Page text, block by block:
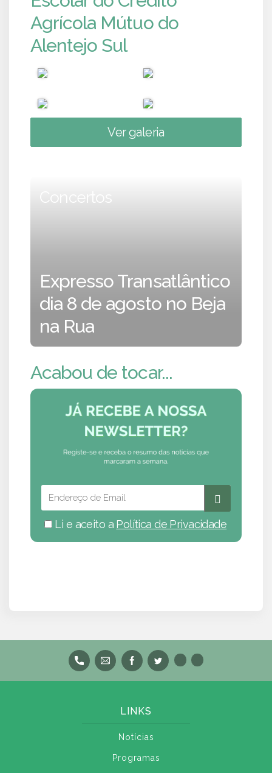
Agrícola Mútuo do
Alentejo Sul
Ver galeria
Concertos
Expresso Transatlântico
dia 8 de agosto no Beja
na Rua
Acabou de tocar...
Li e aceito a Política de Privacidade
LINKS
Notícias
Programas